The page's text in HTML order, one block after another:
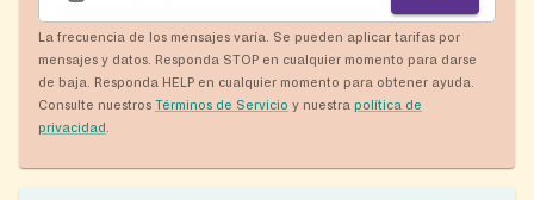
La frecuencia de los mensajes varía. Se pueden aplicar tarifas por
mensajes y datos. Responda STOP en cualquier momento para darse
de baja. Responda HELP en cualquier momento para obtener ayuda.
Consulte nuestros Términos de Servicio y nuestra política de
privacidad